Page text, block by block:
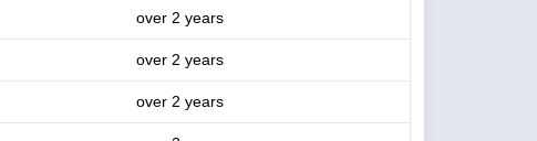
over 2 years
over 2 years
over 2 years